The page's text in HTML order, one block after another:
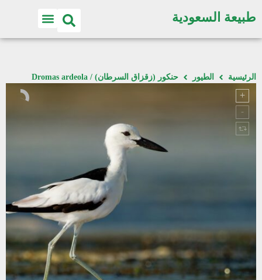
طبيعة السعودية
الرئيسية الطيور حنكور (زقزاق السرطان) / Dromas ardeola